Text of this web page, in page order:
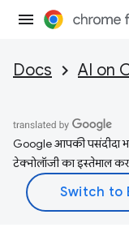
Docs AI on
Google आपकी पसंदीदा
टेक्नोलॉजी का इस्तेमाल